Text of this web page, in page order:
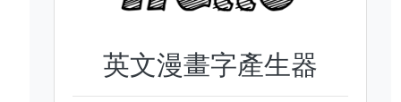
英文漫畫字產生器